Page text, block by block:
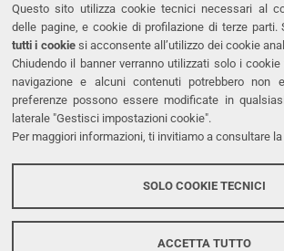
Questo sito utilizza cookie tecnici necessari al
delle pagine, e cookie di profilazione di terze parti.
tutti i cookiesi acconsente all’utilizzo dei cookie
Chiudendo il banner verranno utilizzati solo i
navigazione e alcuni contenuti potrebbero non
preferenze possono essere modificate in
laterale "Gestisci impostazioni cookie".
Per maggiori informazioni, ti invitiamo a consultare
SOLO COOKIE TECNICI
ACCETTA TUTTO
Tel. +39 0532 293111
Fax. +39 0532 293031
PEC
LINKS
Dichiarazione di accessibilità
Protezione dati personali